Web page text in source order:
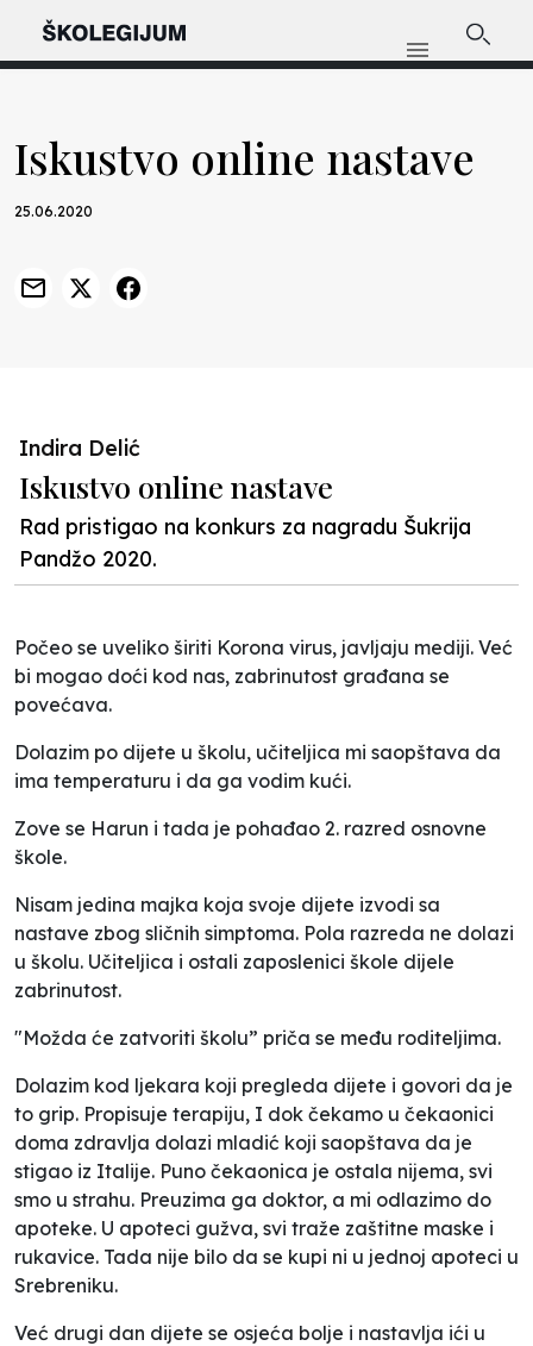
Iskustvo online nastave
25.06.2020
Indira Delić
Iskustvo online nastave
Rad pristigao na konkurs za nagradu Šukrija
Pandžo 2020.
Počeo se uveliko širiti Korona virus, javljaju mediji. Već
bi mogao doći kod nas, zabrinutost građana se
povećava.
Dolazim po dijete u školu, učiteljica mi saopštava da
ima temperaturu i da ga vodim kući.
Zove se Harun i tada je pohađao 2. razred osnovne
škole.
Nisam jedina majka koja svoje dijete izvodi sa
nastave zbog sličnih simptoma. Pola razreda ne dolazi
u školu. Učiteljica i ostali zaposlenici škole dijele
zabrinutost.
"Možda će zatvoriti školu” priča se među roditeljima.
Dolazim kod ljekara koji pregleda dijete i govori da je
to grip. Propisuje terapiju, I dok čekamo u čekaonici
doma zdravlja dolazi mladić koji saopštava da je
stigao iz Italije. Puno čekaonica je ostala nijema, svi
smo u strahu. Preuzima ga doktor, a mi odlazimo do
apoteke. U apoteci gužva, svi traže zaštitne maske i
rukavice. Tada nije bilo da se kupi ni u jednoj apoteci u
Srebreniku.
Već drugi dan dijete se osjeća bolje i nastavlja ići u